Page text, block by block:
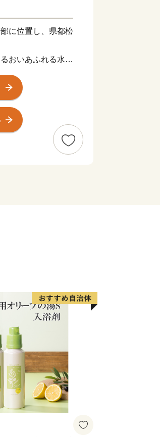
に位置し、県都松
おいあふれる水辺
自然公園は、東部
山が自然美を形成
プロのミュージカ
秋祭り行事などの
されているなど、
近年注目されてお